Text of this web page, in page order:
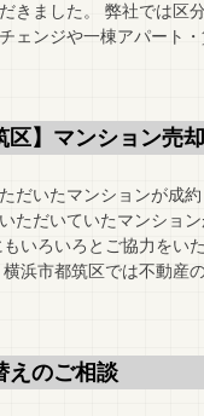
きました。 弊社では区
ェンジや一棟アパート
区】マンション売却
だいたマンションが成
ただいていたマンショ
もいろいろとご協力をい
浜市都筑区では不動産
えのご相談